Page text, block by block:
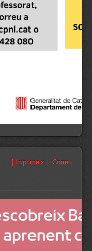
Correu
| Imprimeix |